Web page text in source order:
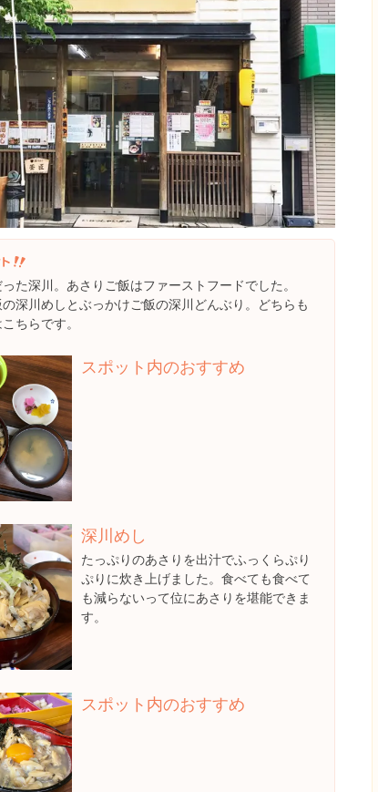
た深川。あさりご飯はファーストフードでした。
深川めしとぶっかけご飯の深川どんぶり。どちらも
ちらです。
スポット内のおすすめ
深川めし
たっぷりのあさりを出汁でふっくらぷり
ぷりに炊き上げました。食べても食べて
も減らないって位にあさりを堪能できま
す。
スポット内のおすすめ